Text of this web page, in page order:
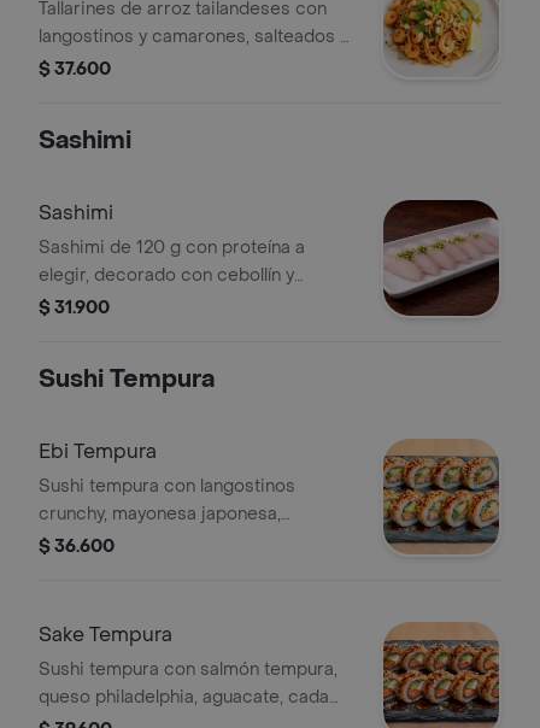
Tallarines de arroz tailandeses con
langostinos y camarones, salteados al
wok en aceite de coco y salsa de
rodaja de limón.
$ 37.600
Sashimi
Sashimi
Sashimi de 120 g con proteína a
elegir, decorado con cebollín y
semillas.
$ 31.900
Sushi Tempura
Ebi Tempura
Sushi tempura con langostinos
crunchy, mayonesa japonesa,
aguacate, salsa teriyaki togarashi. 10
$ 36.600
Sake Tempura
Sushi tempura con salmón tempura,
queso philadelphia, aguacate, cada